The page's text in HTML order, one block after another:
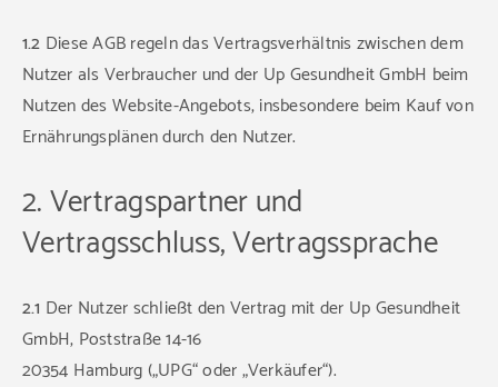
1.2 Diese AGB regeln das Vertragsverhältnis zwischen dem
Nutzer als Verbraucher und der Up Gesundheit GmbH beim
Nutzen des Website-Angebots, insbesondere beim Kauf von
Ernährungsplänen durch den Nutzer.
2. Vertragspartner und
Vertragsschluss, Vertragssprache
2.1 Der Nutzer schließt den Vertrag mit der Up Gesundheit
GmbH, Poststraße 14-16
20354 Hamburg („UPG“ oder „Verkäufer“).